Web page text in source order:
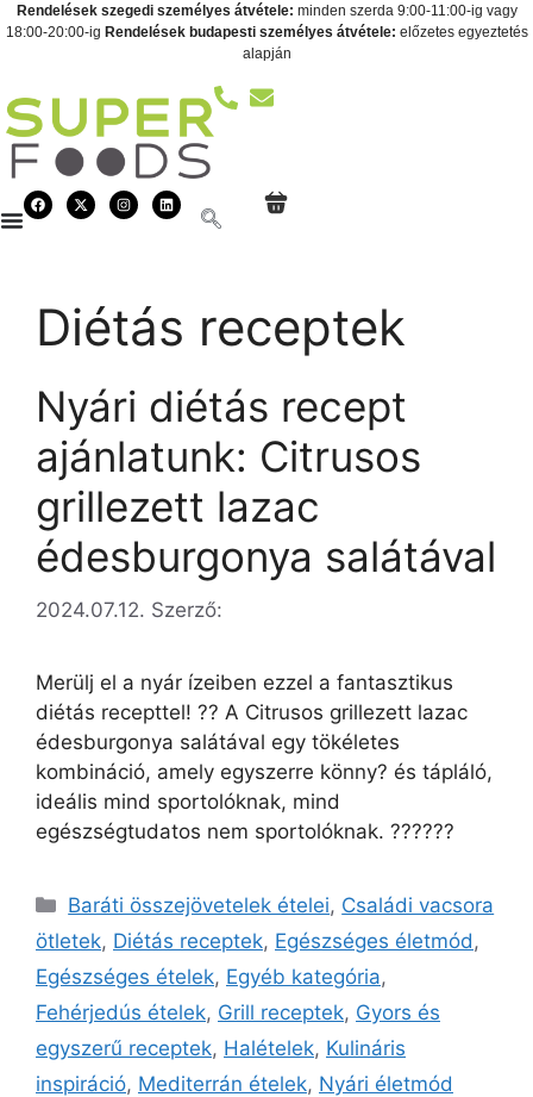
Rendelések szegedi személyes átvétele: minden szerda 9:00-11:00-ig vagy
18:00-20:00-ig Rendelések budapesti személyes átvétele: előzetes egyeztetés
alapján
Diétás receptek
Nyári diétás recept
ajánlatunk: Citrusos
grillezett lazac
édesburgonya salátával
2024.07.12. Szerző:
Merülj el a nyár ízeiben ezzel a fantasztikus
diétás recepttel! ?? A Citrusos grillezett lazac
édesburgonya salátával egy tökéletes
kombináció, amely egyszerre könny? és tápláló,
ideális mind sportolóknak, mind
egészségtudatos nem sportolóknak. ??????
Baráti összejövetelek ételei, Családi vacsora
ötletek, Diétás receptek, Egészséges életmód ,
Egészséges ételek, Egyéb kategória,
Fehérjedús ételek, Grill receptek, Gyors és
egyszerű receptek, Halételek, Kulináris
inspiráció, Mediterrán ételek, Nyári életmód